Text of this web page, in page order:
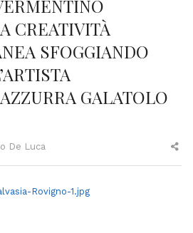
CREATIVITÀ
SFOGGIANDO
GALATOLO
De Luca